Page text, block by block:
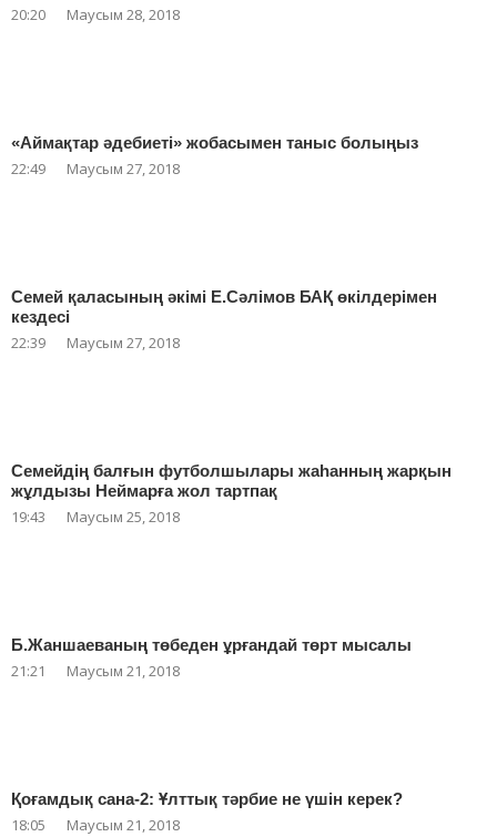
20:20 Маусым 28, 2018
«Аймақтар әдебиеті» жобасымен таныс болыңыз
22:49 Маусым 27, 2018
Семей қаласының әкімі Е.Сәлімов БАҚ өкілдерімен
кездесі
22:39 Маусым 27, 2018
Семейдің балғын футболшылары жаһанның жарқын
жұлдызы Неймарға жол тартпақ
19:43 Маусым 25, 2018
Б.Жаншаеваның төбеден ұрғандай төрт мысалы
21:21 Маусым 21, 2018
Қоғамдық сана-2: Ұлттық тәрбие не үшін керек?
18:05 Маусым 21, 2018